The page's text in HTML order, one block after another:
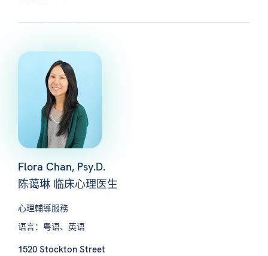
Flora Chan, Psy.D.
陈蔼琳 临床心理医生
心理輔導服務
语言：粤语、英语
1520 Stockton Street